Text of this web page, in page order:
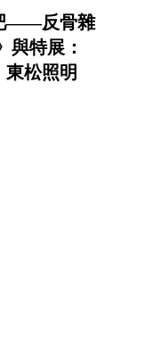
——反骨雜
與特展：
松照明